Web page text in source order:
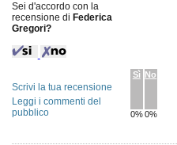
Sei d'accordo con la
recensione di Federica
Gregori?
Sì
0%
No
0%
Scrivi la tua recensione
Leggi i commenti del
pubblico